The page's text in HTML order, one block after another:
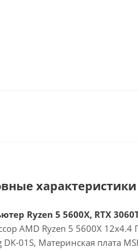
Ryzen 5 5600X, RTX
AMD Ryzen 5 5600X 12x4.4
DK-01S, Материнская плата